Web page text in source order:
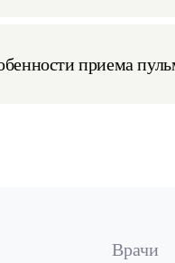
приема
Врачи